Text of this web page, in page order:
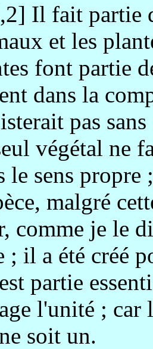
Il fait partie
et les
font partie
dans la
pas
végétal ne
le sens
malgré
comme je le
; il a été créé
partie
l'unité ; car
soit un.